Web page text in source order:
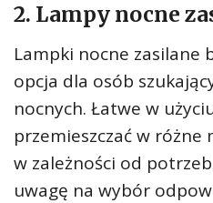
2. Lampy nocne
Lampki nocne zasilane
opcja dla osób
nocnych. Łatwe w
przemieszczać w różne
w zależności od
uwagę na wybór